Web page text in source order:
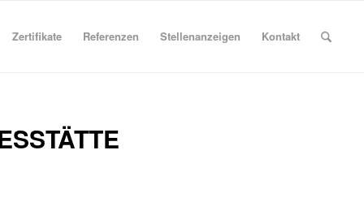
Zertifikate Referenzen Stellenanzeigen Kontakt